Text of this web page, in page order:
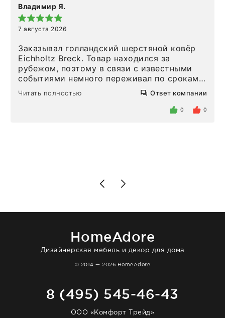
Владимир Я.
7 августа 2026
Заказывал голландский шерстяной ковёр
Eichholtz Breck. Товар находился за
рубежом, поэтому в связи с известными
событиями немного переживал по срокам.
Но homeadore привезли ровно в
определенное в договоре время, без
то качество выше всяких похвал. Выглядит
Читать полностью Ответ компании
0 0
HomeAdore
Дизайнерская мебель и декор для дома
© 2014 — 2026 HomeAdore
8 (495) 545-46-43
ООО «Комфорт Трейд»